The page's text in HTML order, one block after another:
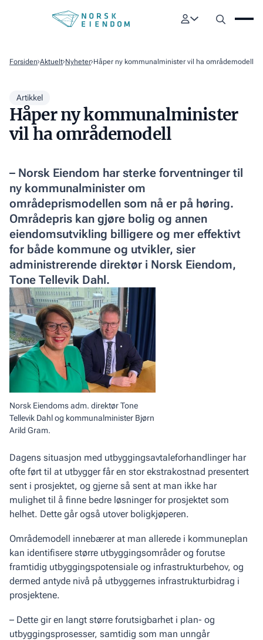
Forsiden Aktuelt Nyheter Håper ny kommunalminister vil ha områdemodell
Artikkel
Håper ny kommunalminister
vil ha områdemodell
– Norsk Eiendom har sterke forventninger til
ny kommunalminister om
områdeprismodellen som nå er på høring.
Områdepris kan gjøre bolig og annen
eiendomsutvikling billigere og mer effektivt
for både kommune og utvikler, sier
administrerende direktør i Norsk Eiendom,
Tone Tellevik Dahl.
Norsk Eiendoms adm. direktør Tone
Tellevik Dahl og kommunalminister Bjørn
Arild Gram.
Dagens situasjon med utbyggingsavtaleforhandlinger har
ofte ført til at utbygger får en stor ekstrakostnad presentert
sent i prosjektet, og gjerne så sent at man ikke har
mulighet til å finne bedre løsninger for prosjektet som
helhet. Dette går også utover boligkjøperen.
Områdemodell innebærer at man allerede i kommuneplan
kan identifisere større utbyggingsområder og forutse
framtidig utbyggingspotensiale og infrastrukturbehov, og
dermed antyde nivå på utbyggernes infrastrukturbidrag i
prosjektene.
– Dette gir en langt større forutsigbarhet i plan- og
utbyggingsprosesser, samtidig som man unngår